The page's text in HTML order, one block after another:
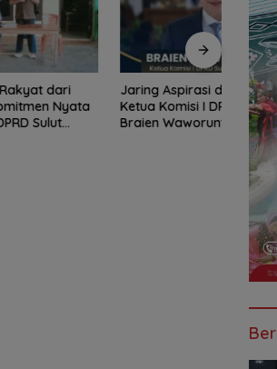
Jaring Aspirasi di Desa Tincep,
Ketua Komisi I DPRD Sulut
Braien Waworuntu Pastikan